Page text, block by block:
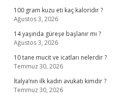
100 gram kuzu eti kaç kaloridir ?
Ağustos 3, 2026
14 yaşında güreşe başlanır mı ?
Ağustos 3, 2026
10 tane mucit ve icatları nelerdir ?
Temmuz 30, 2026
İtalya’nın ilk kadın avukatı kimdir ?
Temmuz 30, 2026